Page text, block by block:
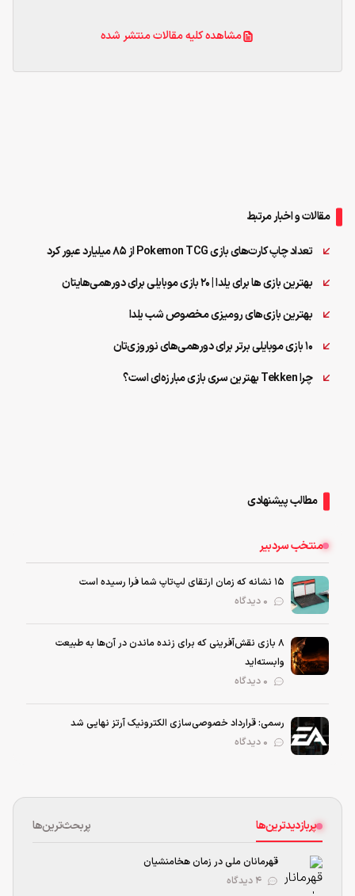
مشاهده کلیه مقالات منتشر شده
مقالات و اخبار مرتبط
تعداد چاپ کارت‌های بازی Pokemon TCG از ۸۵ میلیارد عبور کرد
بهترین بازی ها برای یلدا | ۲۰ بازی موبایلی برای دورهمی‌هایتان
بهترین بازی‌های رومیزی مخصوص شب یلدا
۱۰ بازی موبایلی برتر برای دورهمی‌های نوروزی‌تان
چرا Tekken بهترین سری بازی مبارزه‌ای است؟
مطالب پیشنهادی
منتخب سردبیر
۱۵ نشانه که زمان ارتقای لپ‌تاپ شما فرا رسیده است
۸ بازی نقش‌آفرینی که برای زنده ماندن در آن‌ها به طبیعت
وابسته‌اید
رسمی: قرارداد خصوصی‌سازی الکترونیک آرتز نهایی شد
پربازدیدترین‌ها پربحث‌ترین‌ها
قهرمانان ملی در زمان هخامنشیان